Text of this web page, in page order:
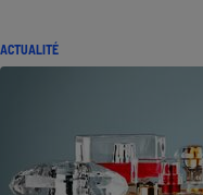
ACTUALITÉ